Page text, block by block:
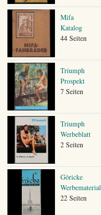
Mifa
Katalog
44 Seiten
Triumph
Prospekt
7 Seiten
Triumph
Werbeblatt
2 Seiten
Göricke
Werbematerial
22 Seiten